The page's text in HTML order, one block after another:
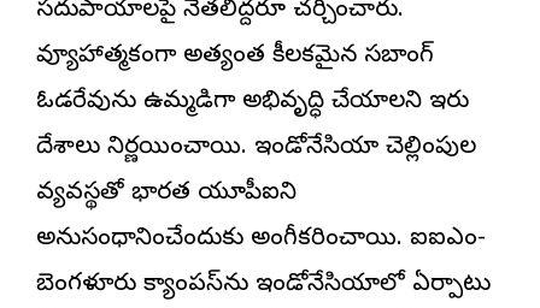
సదుపాయాలపై నేతలిద్దరూ చర్చించారు.
వ్యూహాత్మకంగా అత్యంత కీలకమైన సబాంగ్‌
ఓడరేవును ఉమ్మడిగా అభివృద్ధి చేయాలని ఇరు
దేశాలు నిర్ణయించాయి. ఇండోనేసియా చెల్లింపుల
వ్యవస్థతో భారత యూపీఐని
అనుసంధానించేందుకు అంగీకరించాయి. ఐఐఎం-
బెంగళూరు క్యాంపస్‌ను ఇండోనేసియాలో ఏర్పాటు